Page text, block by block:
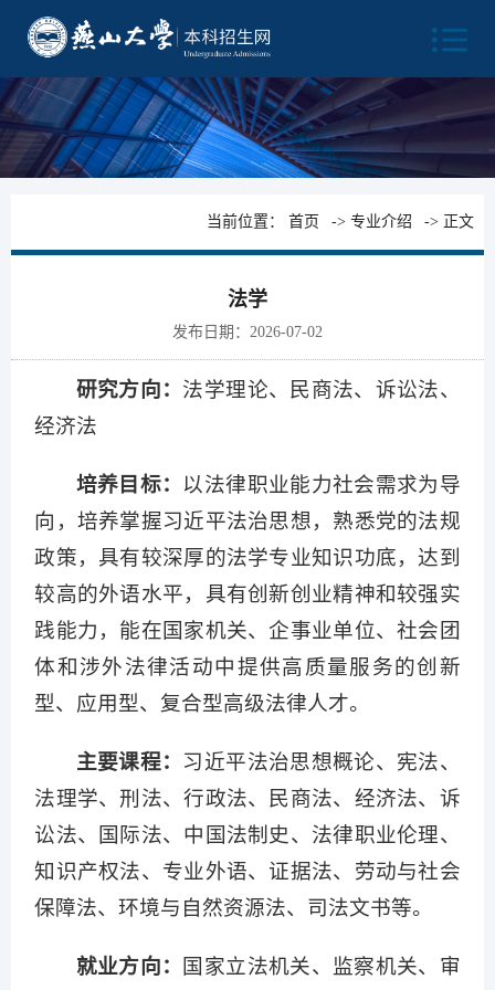
当前位置：首页 ->专业介绍 -> 正文
法学
发布日期：2026-07-02
研究方向： 法学理论、民商法、诉讼法、
经济法
培养目标： 以法律职业能力社会需求为导
向，培养掌握习近平法治思想，熟悉党的法规
政策，具有较深厚的法学专业知识功底，达到
较高的外语水平，具有创新创业精神和较强实
践能力，能在国家机关、企事业单位、社会团
体和涉外法律活动中提供高质量服务的创新
型、应用型、复合型高级法律人才。
主要课程： 习近平法治思想概论、宪法、
法理学、刑法、行政法、民商法、经济法、诉
讼法、国际法、中国法制史、法律职业伦理、
知识产权法、专业外语、证据法、劳动与社会
保障法、环境与自然资源法、司法文书等。
就业方向： 国家立法机关、监察机关、审